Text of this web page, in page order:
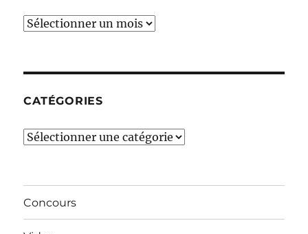
Ces
CATÉGORIES
Catégories
Concours